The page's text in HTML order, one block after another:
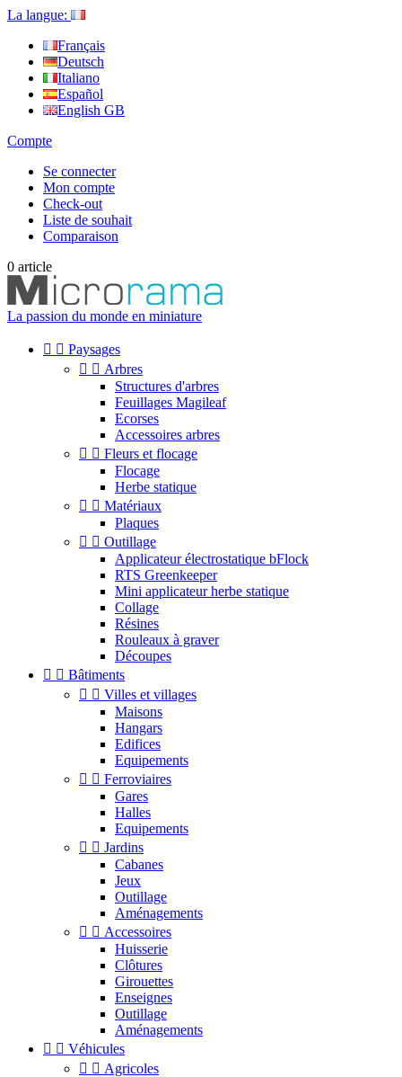
La langue:
Français
Deutsch
Italiano
Español
English GB
Compte
Se connecter
Mon compte
Check-out
Liste de souhait
Comparaison
0 article
La passion du monde en miniature
  Paysages
  Arbres
Structures d'arbres
Feuillages Magileaf
Ecorses
Accessoires arbres
  Fleurs et flocage
Flocage
Herbe statique
  Matériaux
Plaques
  Outillage
Applicateur électrostatique bFlock
RTS Greenkeeper
Mini applicateur herbe statique
Collage
Résines
Rouleaux à graver
Découpes
  Bâtiments
  Villes et villages
Maisons
Hangars
Edifices
Equipements
  Ferroviaires
Gares
Halles
Equipements
  Jardins
Cabanes
Jeux
Outillage
Aménagements
  Accessoires
Huisserie
Clôtures
Girouettes
Enseignes
Outillage
Aménagements
  Véhicules
  Agricoles